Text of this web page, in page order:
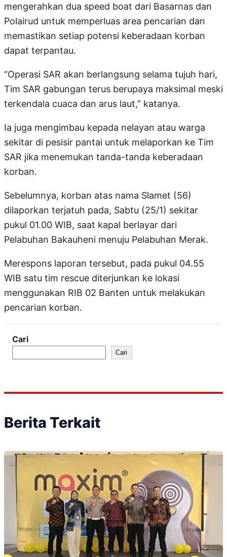
mengerahkan dua speed boat dari Basarnas dan
Polairud untuk memperluas area pencarian dan
memastikan setiap potensi keberadaan korban
dapat terpantau.
“Operasi SAR akan berlangsung selama tujuh hari,
Tim SAR gabungan terus berupaya maksimal meski
terkendala cuaca dan arus laut,” katanya.
Ia juga mengimbau kepada nelayan atau warga
sekitar di pesisir pantai untuk melaporkan ke Tim
SAR jika menemukan tanda-tanda keberadaan
korban.
Sebelumnya, korban atas nama Slamet (56)
dilaporkan terjatuh pada, Sabtu (25/1) sekitar
pukul 01.00 WIB, saat kapal berlayar dari
Pelabuhan Bakauheni menuju Pelabuhan Merak.
Merespons laporan tersebut, pada pukul 04.55
WIB satu tim rescue diterjunkan ke lokasi
menggunakan RIB 02 Banten untuk melakukan
pencarian korban.
Cari
Cari
Berita Terkait